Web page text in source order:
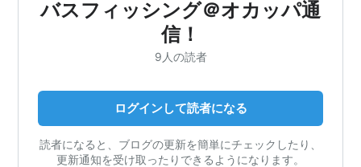
バスフィッシング＠オカッパ通
信！
9人の読者
ログインして読者になる
読者になると、ブログの更新を簡単にチェックしたり、
更新通知を受け取ったりできるようになります。